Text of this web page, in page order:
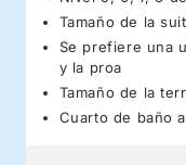
Tamaño de la
Se prefiere una
y la proa
Tamaño de la
Cuarto de baño